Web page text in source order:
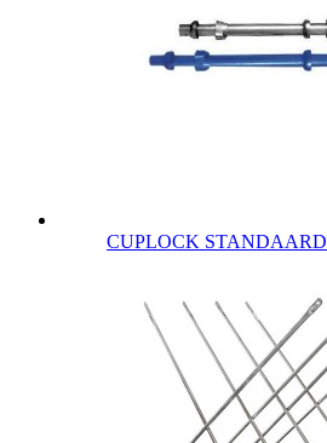
CUPLOCK STANDAARD